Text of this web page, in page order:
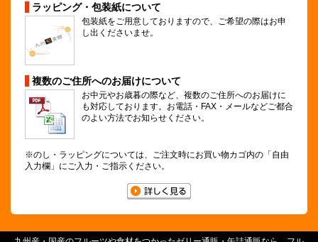
ラッピング・包装紙について
包装紙をご用意しておりますので、ご希望の際はお申
し出くださいませ。
複数のご住所へのお届けについて
お中元やお歳暮の際など、複数のご住所へのお届けに
も対応しております。お電話・FAX・メールなどご都合
のよい方法でお知らせください。
※のし・ラッピングについては、ご注文時にお買い物カゴ内の「自由
入力欄」にご入力・ご指示ください。